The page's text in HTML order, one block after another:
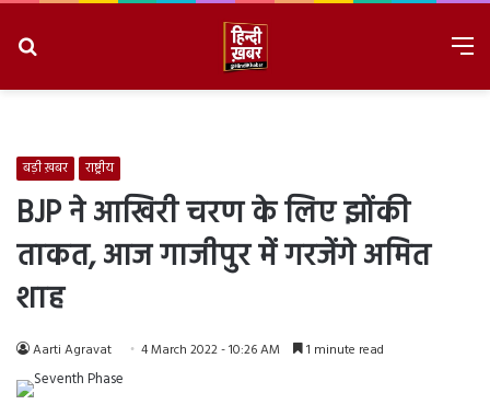
बड़ी ख़बर राष्ट्रीय
BJP ने आखिरी चरण के लिए झोंकी
ताकत, आज गाजीपुर में गरजेंगे अमित
शाह
Aarti Agravat 4 March 2022 - 10:26 AM 1 minute read